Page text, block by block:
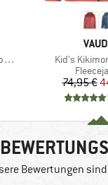
Artikel
Kid's
74,95 €
Bewertungen